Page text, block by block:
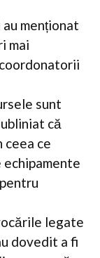
menționat
mai
sunt
că
ceea ce
legate
dovedit a fi